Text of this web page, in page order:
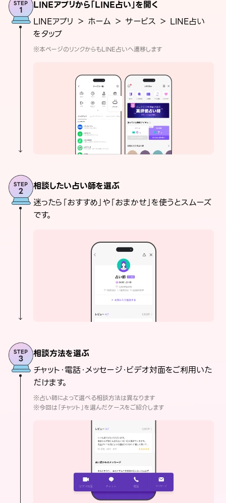
LINEアプリから「LINE占い」を開く
LINEアプリ ＞ ホーム ＞ サービス ＞ LINE占い
をタップ
※本ページのリンクからもLINE占いへ遷移します
相談したい占い師を選ぶ
迷ったら「おすすめ」や「おまかせ」を使うとスムーズ
です。
相談方法を選ぶ
チャット・電話・メッセージ・ビデオ対面をご利用いた
だけます。
※占い師によって選べる相談方法は異なります
※今回は「チャット」を選んだケースをご紹介します